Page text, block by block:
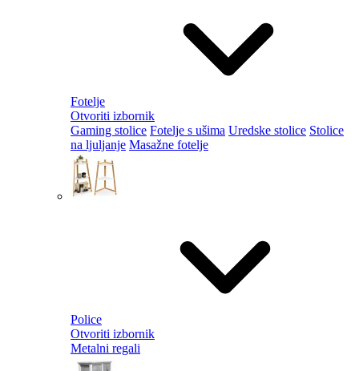
Fotelje
Otvoriti izbornik
Gaming stolice Fotelje s ušima Uredske stolice Stolice
na ljuljanje Masažne fotelje
Police
Otvoriti izbornik
Metalni regali